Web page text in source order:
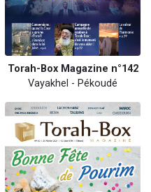
Torah-Box Magazine n°142
Vayakhel - Pékoudé